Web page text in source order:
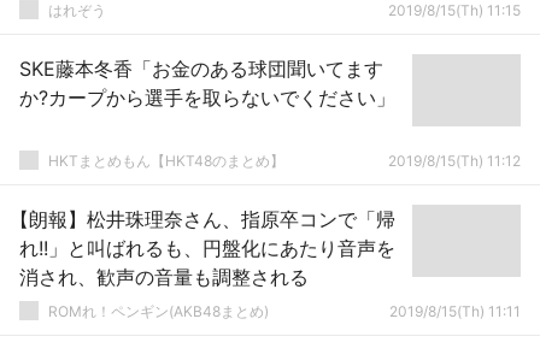
はれぞう 2019/8/15(Th) 11:15
SKE藤本冬香「お金のある球団聞いてます
か?カープから選手を取らないでください」
HKTまとめもん【HKT48のまとめ】 2019/8/15(Th) 11:12
【朗報】松井珠理奈さん、指原卒コンで「帰
れ!!」と叫ばれるも、円盤化にあたり音声を
消され、歓声の音量も調整される
ROMれ！ペンギン(AKB48まとめ) 2019/8/15(Th) 11:11